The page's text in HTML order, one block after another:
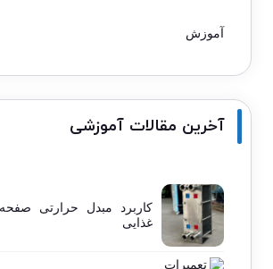
آموزش
آخرین مقالات آموزشی
کاربرد مبدل حرارتی
غذایی